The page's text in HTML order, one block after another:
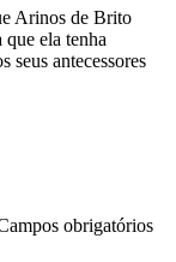
Arinos de Brito
que ela tenha
seus antecessores
obrigatórios